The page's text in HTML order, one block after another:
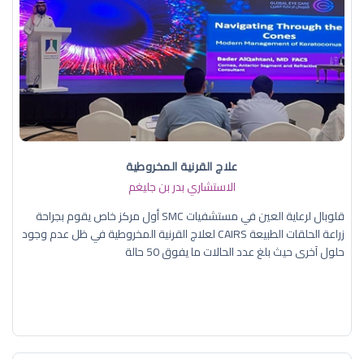
علاج القرنية المخروطية
الاستشاري بدر بن جليغم
قلوبال لرعاية العين في مستشفيات SMC أول مركز خاص يقوم بجراحة
زراعة الحلقات الطبيعة CAIRS لعلاج القرنية المخروطية في ظل عدم وجود
حلول آخرى حيث بلغ عدد الحالات ما يفوق 50 حالة